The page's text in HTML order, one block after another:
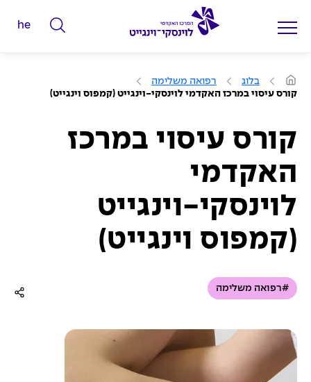
ה
ד
ל
he
ע
מ
ו
ב
ת
בלוג
רפואה משלימה
קורס עיסוי במרכז האקדמי לוינסקי-וינגייט (קמפוס וינגייט)
קורס עיסוי במרכז
האקדמי
לוינסקי-וינגייט
(קמפוס וינגייט)
#רפואה משלימה